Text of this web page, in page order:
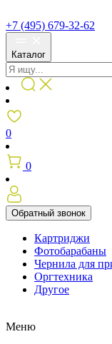
+7 (495) 679-32-62
Каталог
0
0
Обратный звонок
Картриджи
Фотобарабаны
Чернила для
Оргтехника
Другое
Меню